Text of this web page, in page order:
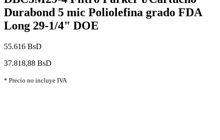
Durabond 5 mic Poliolefina grado FDA
Long 29-1/4" DOE
55.616 BsD
37.818,88 BsD
* Precio no incluye IVA